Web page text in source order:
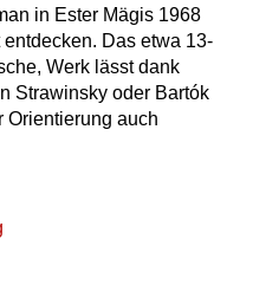
in Ester Mägis 1968
Das etwa 13-
Werk lässt dank
Strawinsky oder Bartók
Orientierung auch